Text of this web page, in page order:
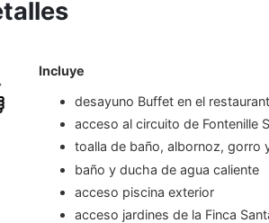
Incluye
desayuno Buffet en el
acceso al circuito de Fontenille
toalla de baño, albornoz, gorro
baño y ducha de agua caliente
acceso piscina exterior
acceso jardines de la Finca